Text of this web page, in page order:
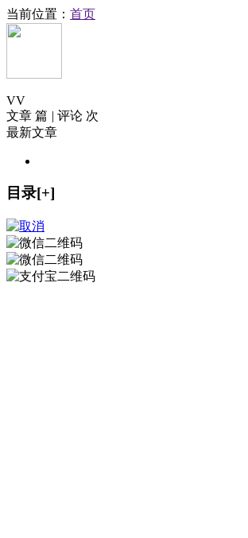
当前位置： 首页
VV
文章 篇 | 评论 次
最新文章
目录[+]